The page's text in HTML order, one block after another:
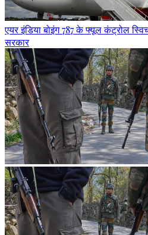
एयर इंडिया बोइंग 787 के फ्यूल कंट्रोल
सरकार